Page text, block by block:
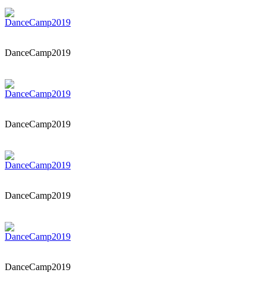
DanceCamp2019
DanceCamp2019
DanceCamp2019
DanceCamp2019